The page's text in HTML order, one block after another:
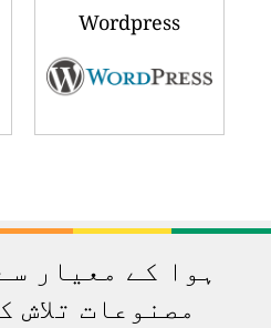
Wordpress
ہوا کے معیار
مصنوعات تلاش